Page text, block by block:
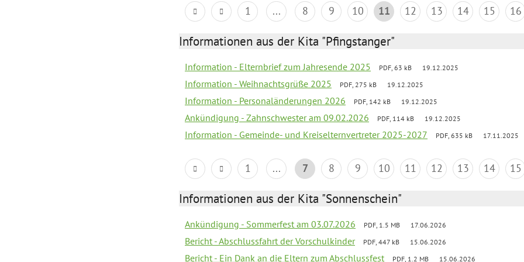
1 ... 8 9 10 11 12 13 14 15 16
Informationen aus der Kita "Pfingstanger"
Information - Elternbrief zum Jahresende 2025 PDF, 63 kB 19.12.2025
Information - Weihnachtsgrüße 2025 PDF, 275 kB 19.12.2025
Information - Personaländerungen 2026 PDF, 142 kB 19.12.2025
Ankündigung - Zahnschwester am 09.02.2026 PDF, 114 kB 19.12.2025
Information - Gemeinde- und Kreiselternvertreter 2025-2027 PDF, 635 kB 17.11.2025
1 ... 7 8 9 10 11 12 13 14 15
Informationen aus der Kita "Sonnenschein"
Ankündigung - Sommerfest am 03.07.2026 PDF, 1.5 MB 17.06.2026
Bericht - Abschlussfahrt der Vorschulkinder PDF, 447 kB 15.06.2026
Bericht - Ein Dank an die Eltern zum Abschlussfest PDF, 1.2 MB 15.06.2026